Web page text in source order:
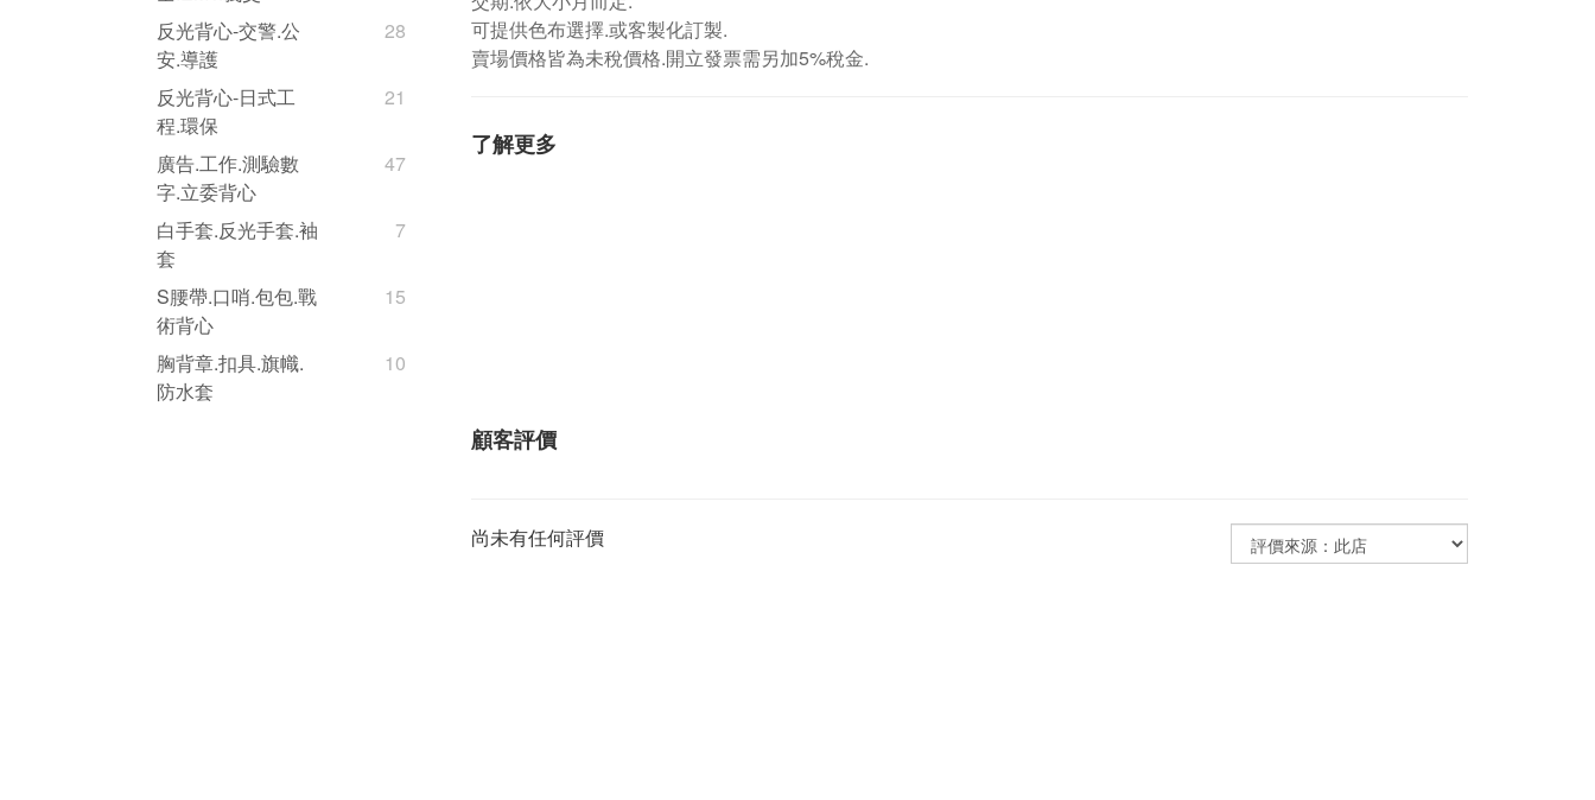
反光背心-交警.公
安.導護
28
反光背心-日式工
程.環保
21
廣告.工作.測驗數
字.立委背心
47
白手套.反光手套.袖
套
7
S腰帶.口哨.包包.戰
術背心
15
胸背章.扣具.旗幟.
防水套
10
可提供色布選擇.或客製化訂製.
賣場價格皆為未稅價格.開立發票需另加5%稅金.
了解更多
顧客評價
尚未有任何評價